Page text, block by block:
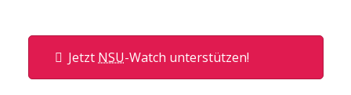
Jetzt NSU-Watch unterstützen!